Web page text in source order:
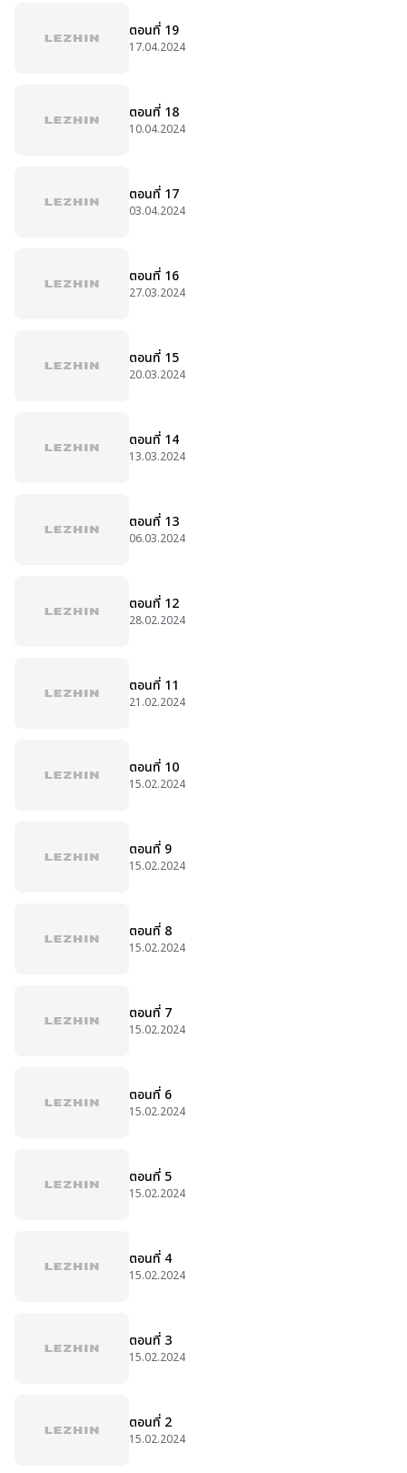
ตอนที่ 19
17.04.2024
ตอนที่ 18
10.04.2024
ตอนที่ 17
03.04.2024
ตอนที่ 16
27.03.2024
ตอนที่ 15
20.03.2024
ตอนที่ 14
13.03.2024
ตอนที่ 13
06.03.2024
ตอนที่ 12
28.02.2024
ตอนที่ 11
21.02.2024
ตอนที่ 10
15.02.2024
ตอนที่ 9
15.02.2024
ตอนที่ 8
15.02.2024
ตอนที่ 7
15.02.2024
ตอนที่ 6
15.02.2024
ตอนที่ 5
15.02.2024
ตอนที่ 4
15.02.2024
ตอนที่ 3
15.02.2024
ตอนที่ 2
15.02.2024